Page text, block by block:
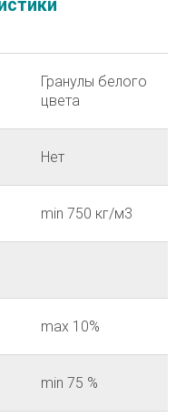
Гранулы белого
цвета
Нет
min 750 кг/м3
max 10%
min 75 %